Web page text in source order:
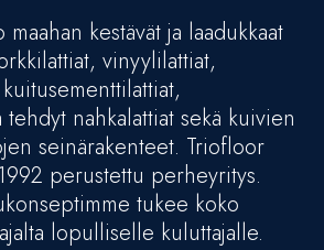
kestävät ja laadukkaat
vinyylilattiat,
tehdyt nahkalattiat sekä kuivien
seinärakenteet. Triofloor
perustettu perheyritys.
tukee koko
lopulliselle kuluttajalle.